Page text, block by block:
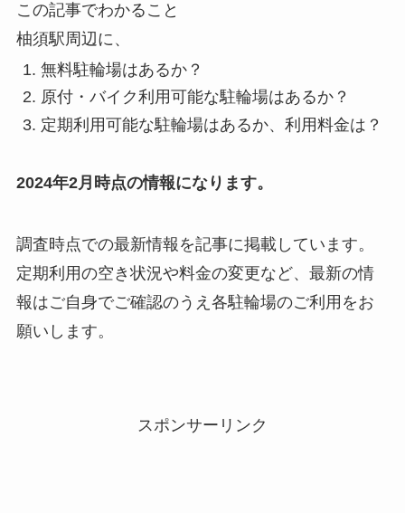
この記事でわかること
柚須駅周辺に、
無料駐輪場はあるか？
原付・バイク利用可能な駐輪場はあるか？
定期利用可能な駐輪場はあるか、利用料金は？
2024年2月時点の情報になります。
調査時点での最新情報を記事に掲載しています。
定期利用の空き状況や料金の変更など、最新の情
報はご自身でご確認のうえ各駐輪場のご利用をお
願いします。
スポンサーリンク